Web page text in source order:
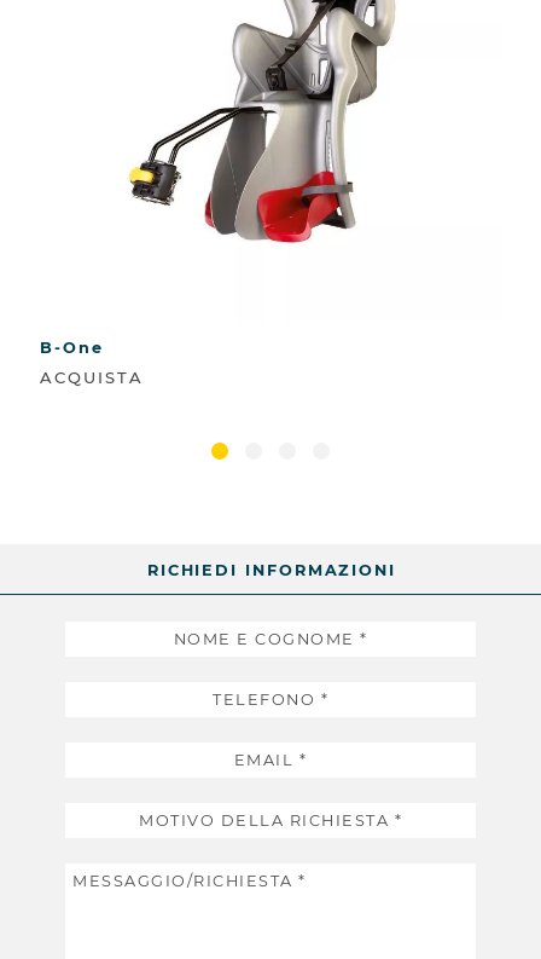
B-One
ACQUISTA
RICHIEDI INFORMAZIONI